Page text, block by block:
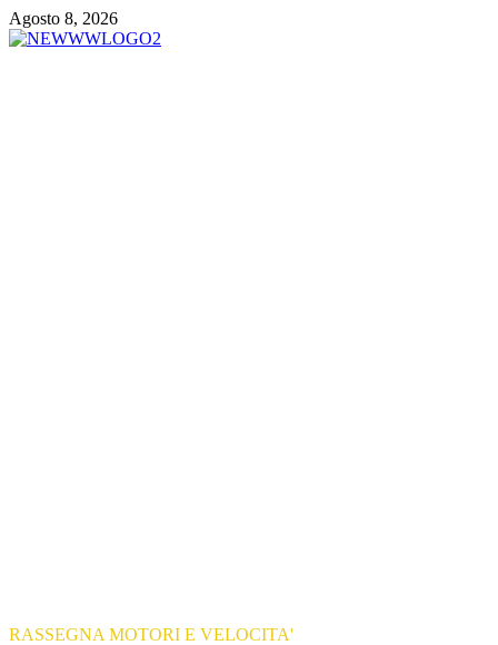
Vai
al
Agosto 8, 2026
RASSEGNA MOTORI E VELOCITA'